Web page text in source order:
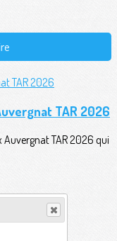
TAR 2026
Auvergnat TAR 2026 qui